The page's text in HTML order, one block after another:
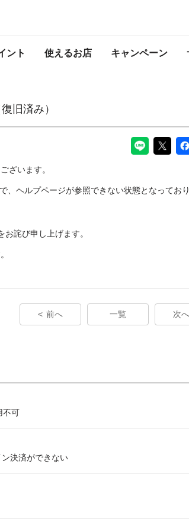
ント 使えるお店 キャンペーン
PayPayからのお知
旧済み）
ざいます。
、ヘルプページが参照できない状態となってお
詫び申し上げます。
前へ 一覧 次へ
不可
ン決済ができない